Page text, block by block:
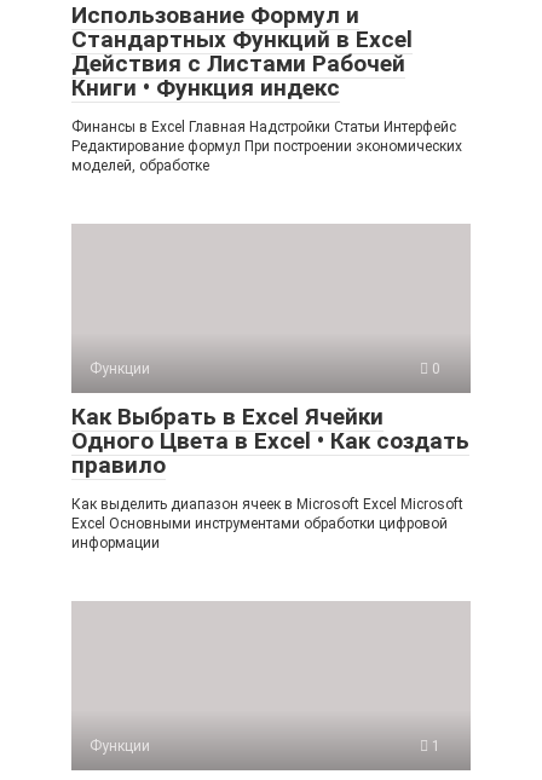
Использование Формул и
Стандартных Функций в Excel
Действия с Листами Рабочей
Книги • Функция индекс
Финансы в Excel Главная Надстройки Статьи Интерфейс
Редактирование формул При построении экономических
моделей, обработке
Функции 0
Как Выбрать в Excel Ячейки
Одного Цвета в Excel • Как создать
правило
Как выделить диапазон ячеек в Microsoft Excel Microsoft
Excel Основными инструментами обработки цифровой
информации
Функции 1